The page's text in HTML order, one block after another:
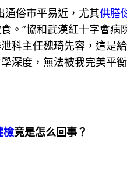
通俗市平易近，尤其供膳
。”協和武漢紅十字會病
科主任魏琦先容，這是
深度，無法被我完美平
檢竟是怎么回事？